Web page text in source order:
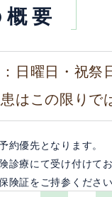
要
日曜日・祝祭
はこの限りで
約優先となります。
診療にて受け付けてお
険証をご持参ください